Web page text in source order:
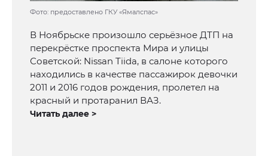
Фото: предоставлено ГКУ «Ямалспас»
В Ноябрьске произошло серьёзное ДТП на
перекрёстке проспекта Мира и улицы
Советской: Nissan Tiida, в салоне которого
находились в качестве пассажирок девочки
2011 и 2016 годов рождения, пролетел на
красный и протаранил ВАЗ.
Читать далее >